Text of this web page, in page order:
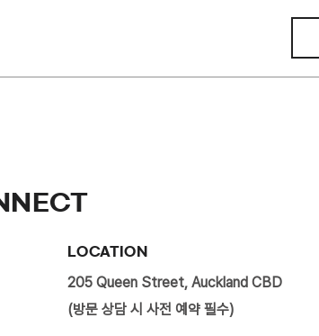
LOCATION
205 Queen Street, Auckland CBD
(방문 상담 시 사전 예약 필수)